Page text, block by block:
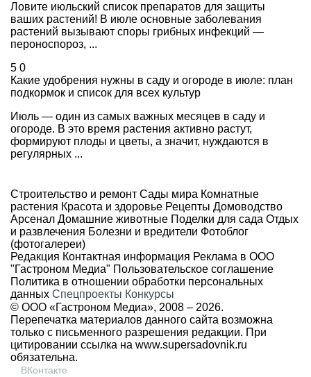
Ловите июльский список препаратов для защиты
ваших растений! В июле основные заболевания
растений вызывают споры грибных инфекций —
пероноспороз, ...
5 0
Какие удобрения нужны в саду и огороде в июле: план
подкормок и список для всех культур
Июль — один из самых важных месяцев в саду и
огороде. В это время растения активно растут,
формируют плоды и цветы, а значит, нуждаются в
регулярных ...
Строительство и ремонт Сады мира Комнатные
растения Красота и здоровье Рецепты Домоводство
Арсенал Домашние животные Поделки для сада Отдых
и развлечения Болезни и вредители Фотоблог
(фотогалереи)
Редакция Контактная информация Реклама в ООО
"Гастроном Медиа" Пользовательское соглашение
Политика в отношении обработки персональных
данных Спецпроекты Конкурсы
© ООО «Гастроном Медиа», 2008 – 2026.
Перепечатка материалов данного сайта возможна
только с письменного разрешения редакции. При
цитировании ссылка на www.supersadovnik.ru
обязательна.
ВКонтакте